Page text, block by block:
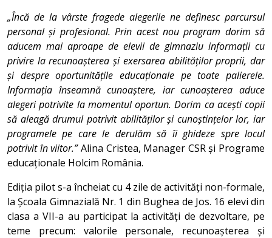
„Încă de la vârste fragede alegerile ne definesc parcursul
personal și profesional. Prin acest nou program dorim să
aducem mai aproape de elevii de gimnaziu informații cu
privire la recunoașterea și exersarea abilităților proprii, dar
și despre oportunitățile educaționale pe toate palierele.
Informația înseamnă cunoaștere, iar cunoașterea aduce
alegeri potrivite la momentul oportun. Dorim ca acești copii
să aleagă drumul potrivit abilităților și cunoștințelor lor, iar
programele pe care le derulăm să îi ghideze spre locul
potrivit în viitor.”Alina Cristea, Manager CSR și Programe
educaționale Holcim România.
Ediția pilot s-a încheiat cu 4 zile de activități non-formale,
la Școala Gimnazială Nr. 1 din Bughea de Jos. 16 elevi din
clasa a VII-a au participat la activități de dezvoltare, pe
teme precum: valorile personale, recunoașterea și